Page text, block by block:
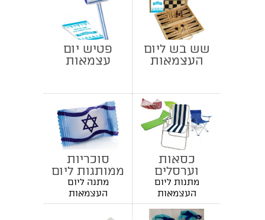
שש בש ליום
העצמאות
פטיש יום
עצמאות
כסאות
וערסלים
מתנות ליום
העצמאות
סוכריות
ממותגות ליום
העצמאות
מתנה ליום
העצמאות